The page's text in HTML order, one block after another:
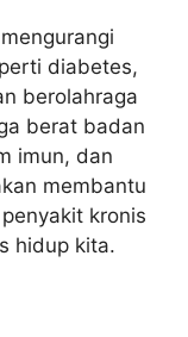
diabetes,
berolahraga
berat badan
imun, dan
membantu
kronis
hidup kita.